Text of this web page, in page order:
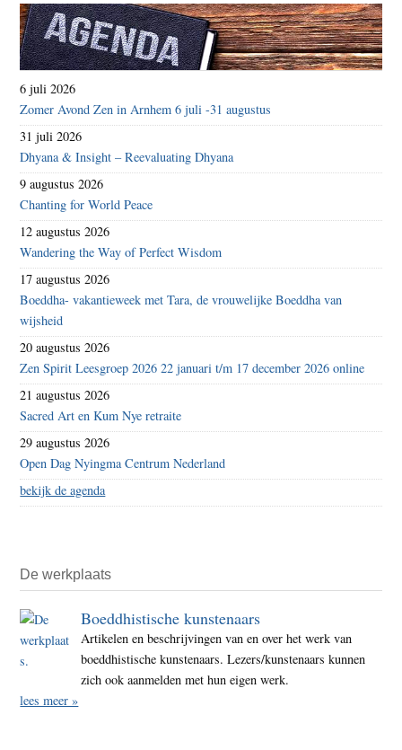
6 juli 2026
Zomer Avond Zen in Arnhem 6 juli -31 augustus
31 juli 2026
Dhyana & Insight – Reevaluating Dhyana
9 augustus 2026
Chanting for World Peace
12 augustus 2026
Wandering the Way of Perfect Wisdom
17 augustus 2026
Boeddha- vakantieweek met Tara, de vrouwelijke Boeddha van
wijsheid
20 augustus 2026
Zen Spirit Leesgroep 2026 22 januari t/m 17 december 2026 online
21 augustus 2026
Sacred Art en Kum Nye retraite
29 augustus 2026
Open Dag Nyingma Centrum Nederland
bekijk de agenda
De werkplaats
Boeddhistische kunstenaars
Artikelen en beschrijvingen van en over het werk van
boeddhistische kunstenaars. Lezers/kunstenaars kunnen
zich ook aanmelden met hun eigen werk.
lees meer »